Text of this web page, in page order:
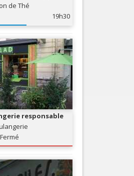
de Thé
19h30
responsable
Fermé